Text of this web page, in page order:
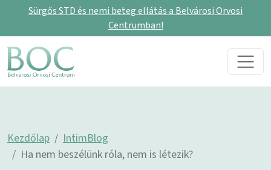
Sürgős STD és nemi beteg ellátás a Belvárosi Orvosi
Centrumban!
Skip to content
Main Navigation
Kezdőlap
IntimBlog
Ha nem beszélünk róla, nem is létezik?